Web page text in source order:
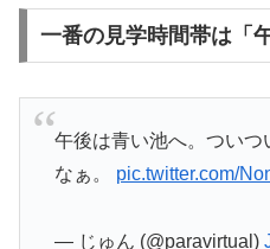
一番の見学時間帯は「
午後は青い池へ。ついつ
なぁ。 pic.twitter.com/
— じゅん (@paravirtual)